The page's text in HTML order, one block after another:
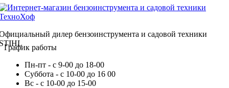
дилер бензоинструмента и садовой техники
График работы
Пн-пт - с 9-00 до 18-00
Суббота - с 10-00 до 16 00
Вс - с 10-00 до 15-00